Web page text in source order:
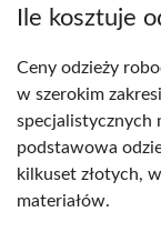
Ile kosztuje
Ceny odzieży
w szerokim
specjalistycznych
podstawowa
kilkuset złotych,
materiałów.